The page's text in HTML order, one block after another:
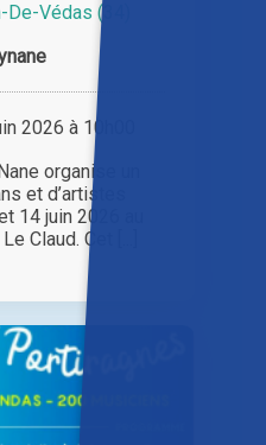
Védas (34)
2026 à 10h00
organise un
et d’artistes
14 juin 2026 au
Claud. Cet [...]